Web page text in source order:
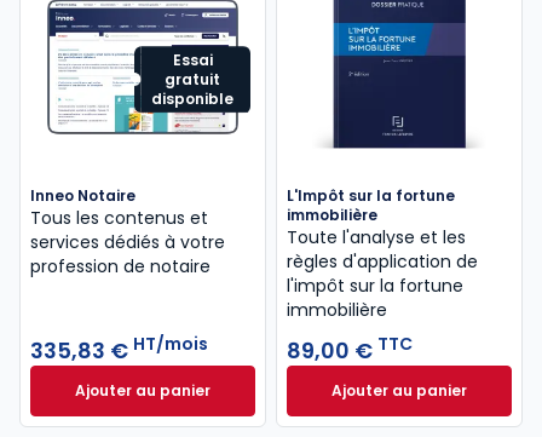
Essai
gratuit
disponible
Inneo Notaire
Tous les contenus et
services dédiés à votre
profession de notaire
335,83 € HT/mois
Ajouter au panierInneo Notaire à 335,83 €HT/mois
L'Impôt sur la fortune
immobilière
Toute l'analyse et les
règles d'application de
l'impôt sur la fortune
immobilière
89,00 € TTC
Ajouter au panier
L'Impôt sur la